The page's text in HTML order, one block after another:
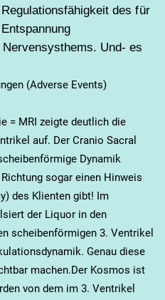
des für
Und- es
(Adverse Events)
= MRI zeigte deutlich die
auf. Der Cranio Sacral
Dynamik
sogar einen Hinweis
des Klienten gibt! Im
der Liquor in den
scheibenförmigen 3. Ventrikel
Genau diese
machen.Der Kosmos ist
von dem im 3. Ventrikel